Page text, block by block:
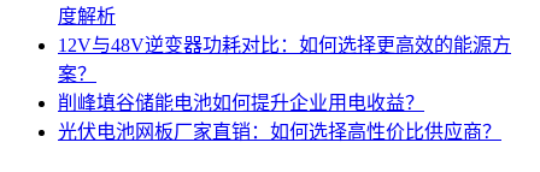
度解析
12V与48V逆变器功耗对比：如何选择更高效的能源方
案？
削峰填谷储能电池如何提升企业用电收益？
光伏电池网板厂家直销：如何选择高性价比供应商？